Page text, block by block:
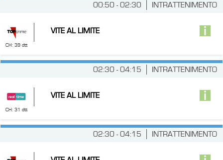
INTRATTENIMENTO
00:50 - 02:30
CH: 39 dtt
VITE AL LIMITE
INTRATTENIMENTO
02:30 - 04:15
CH: 31 dtt
VITE AL LIMITE
INTRATTENIMENTO
02:30 - 04:15